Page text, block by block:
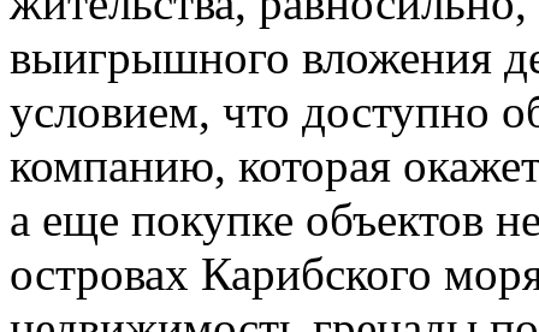
выигрышного вложения
условием, что доступно
компанию, которая
а еще покупке объектов
островах Карибского